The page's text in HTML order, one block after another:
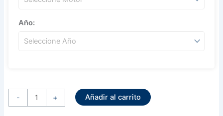
Año:
-
Hitachi
12V
+ Añadir al carrito